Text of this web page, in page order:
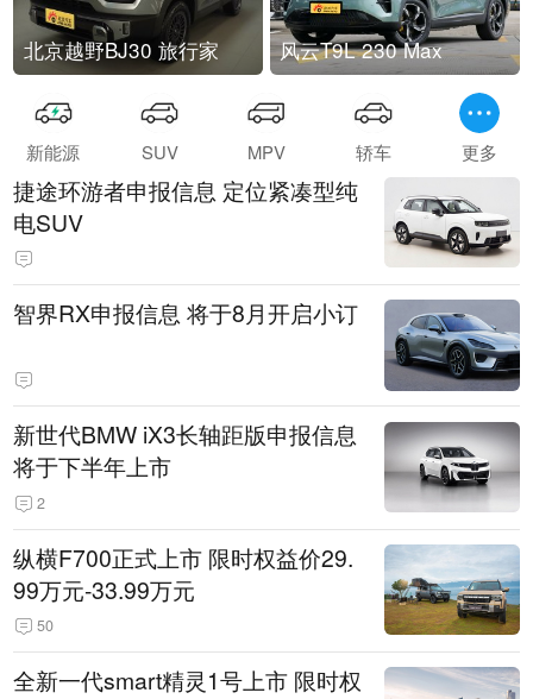
北京越野BJ30 旅行家 风云T9L 230 Max
新能源 SUV MPV 轿车 更多
捷途环游者申报信息 定位紧凑型纯
电SUV
智界RX申报信息 将于8月开启小订
新世代BMW iX3长轴距版申报信息
将于下半年上市
2
纵横F700正式上市 限时权益价29.
99万元-33.99万元
50
全新一代smart精灵1号上市 限时权